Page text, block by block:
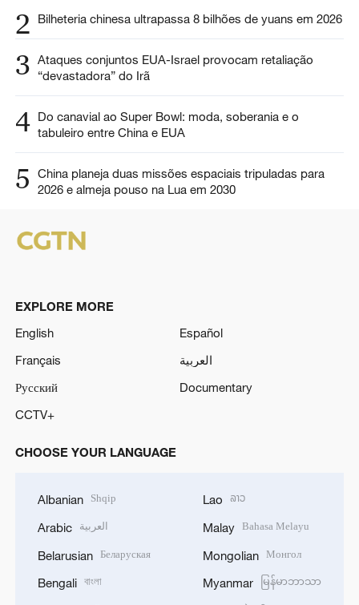
2 Bilheteria chinesa ultrapassa 8 bilhões de yuans em 2026
3 Ataques conjuntos EUA-Israel provocam retaliação
“devastadora” do Irã
4 Do canavial ao Super Bowl: moda, soberania e o
tabuleiro entre China e EUA
5
China planeja duas missões espaciais tripuladas para
2026 e almeja pouso na Lua em 2030
EXPLORE MORE
English
Español
Français
العربية
Русский
Documentary
CCTV+
CHOOSE YOUR LANGUAGE
Albanian Shqip
Arabic العربية
Belarusian Беларуская
Bengali বাংলা
Lao ລາວ
Malay Bahasa Melayu
Mongolian Монгол
Myanmar မြန်မာဘာသာ